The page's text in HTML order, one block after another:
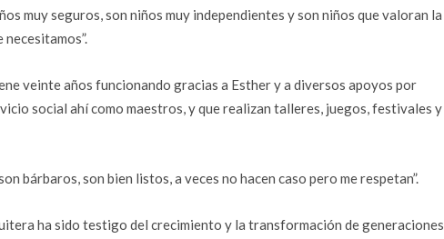
muy seguros, son niños muy independientes y son niños que valoran la
necesitamos”.
veinte años funcionando gracias a Esther y a diversos apoyos por
social ahí como maestros, y que realizan talleres, juegos, festivales y
bárbaros, son bien listos, a veces no hacen caso pero me respetan”.
ha sido testigo del crecimiento y la transformación de generaciones